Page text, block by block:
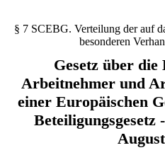
§ 7 SCEBG. Verteilung der auf
besonderen
Gesetz über
Arbeitnehmer und
einer Europäischen
Beteiligungsgesetz